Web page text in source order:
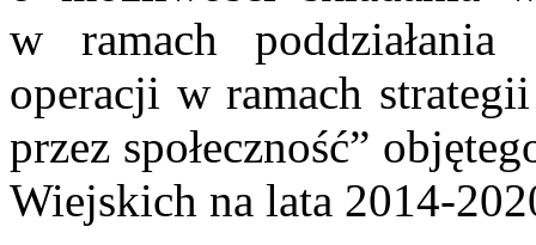
w ramach
operacji w ramach
przez społeczność”
Wiejskich na lata 2014-